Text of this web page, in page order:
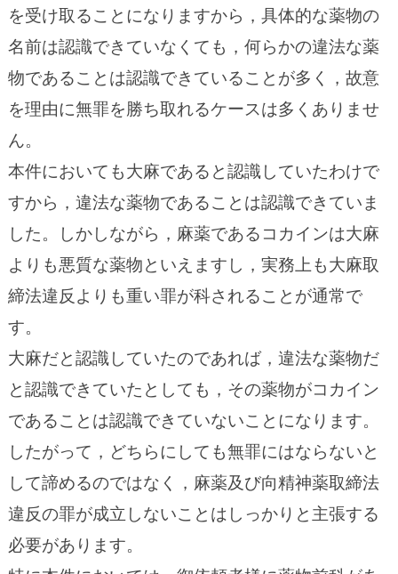
を受け取ることになりますから，具体的な薬物の
名前は認識できていなくても，何らかの違法な薬
物であることは認識できていることが多く，故意
を理由に無罪を勝ち取れるケースは多くありませ
ん。
本件においても大麻であると認識していたわけで
すから，違法な薬物であることは認識できていま
した。しかしながら，麻薬であるコカインは大麻
よりも悪質な薬物といえますし，実務上も大麻取
締法違反よりも重い罪が科されることが通常で
す。
大麻だと認識していたのであれば，違法な薬物だ
と認識できていたとしても，その薬物がコカイン
であることは認識できていないことになります。
したがって，どちらにしても無罪にはならないと
して諦めるのではなく，麻薬及び向精神薬取締法
違反の罪が成立しないことはしっかりと主張する
必要があります。